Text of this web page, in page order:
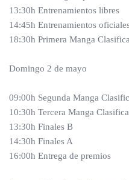
13:30h Entrenamientos libres
14:45h Entrenamientos
18:30h Primera Manga
Domingo 2 de mayo
09:00h Segunda Manga
10:30h Tercera Manga
13:30h Finales B
14:30h Finales A
16:00h Entrega de premios